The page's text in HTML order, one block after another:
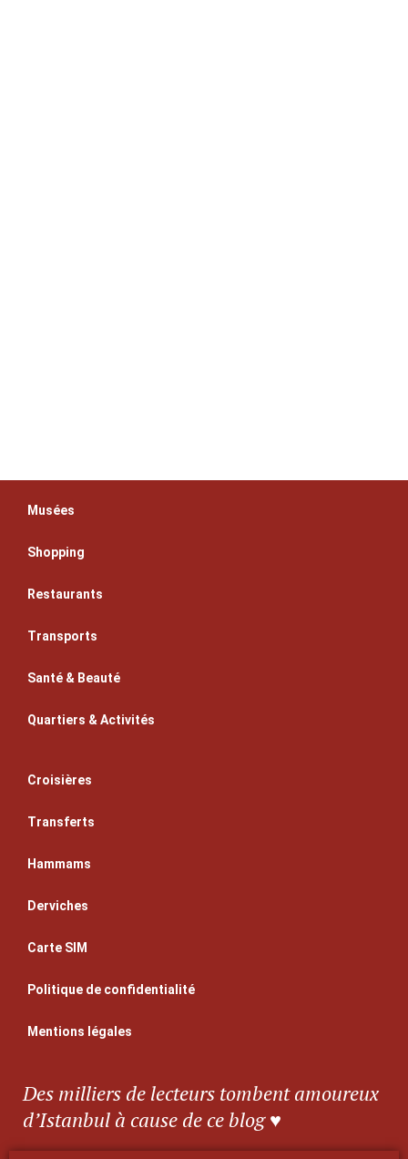
Musées
Shopping
Restaurants
Transports
Santé & Beauté
Quartiers & Activités
Croisières
Transferts
Hammams
Derviches
Carte SIM
Politique de confidentialité
Mentions légales
Des milliers de lecteurs tombent amoureux
d’Istanbul à cause de ce blog ♥